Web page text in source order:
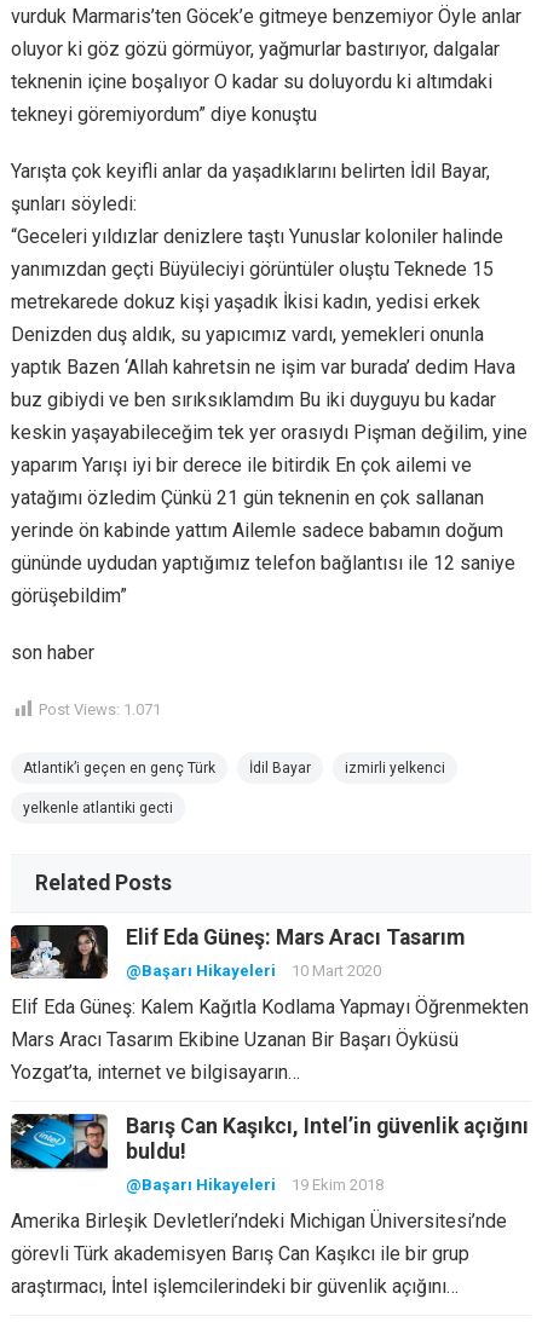
vurduk Marmaris’ten Göcek’e gitmeye benzemiyor Öyle anlar
oluyor ki göz gözü görmüyor, yağmurlar bastırıyor, dalgalar
teknenin içine boşalıyor O kadar su doluyordu ki altımdaki
tekneyi göremiyordum” diye konuştu
Yarışta çok keyifli anlar da yaşadıklarını belirten İdil Bayar,
şunları söyledi:
“Geceleri yıldızlar denizlere taştı Yunuslar koloniler halinde
yanımızdan geçti Büyüleciyi görüntüler oluştu Teknede 15
metrekarede dokuz kişi yaşadık İkisi kadın, yedisi erkek
Denizden duş aldık, su yapıcımız vardı, yemekleri onunla
yaptık Bazen ‘Allah kahretsin ne işim var burada’ dedim Hava
buz gibiydi ve ben sırıksıklamdım Bu iki duyguyu bu kadar
keskin yaşayabileceğim tek yer orasıydı Pişman değilim, yine
yaparım Yarışı iyi bir derece ile bitirdik En çok ailemi ve
yatağımı özledim Çünkü 21 gün teknenin en çok sallanan
yerinde ön kabinde yattım Ailemle sadece babamın doğum
gününde uydudan yaptığımız telefon bağlantısı ile 12 saniye
görüşebildim”
son haber
Post Views: 1.071
Atlantik’i geçen en genç Türk İdil Bayar izmirli yelkenci
yelkenle atlantiki gecti
Related Posts
Elif Eda Güneş: Mars Aracı Tasarım
@Başarı Hikayeleri 10 Mart 2020
Elif Eda Güneş: Kalem Kağıtla Kodlama Yapmayı Öğrenmekten
Mars Aracı Tasarım Ekibine Uzanan Bir Başarı Öyküsü
Yozgat’ta, internet ve bilgisayarın…
Barış Can Kaşıkcı, Intel’in güvenlik açığını
buldu!
@Başarı Hikayeleri 19 Ekim 2018
Amerika Birleşik Devletleri’ndeki Michigan Üniversitesi’nde
görevli Türk akademisyen Barış Can Kaşıkcı ile bir grup
araştırmacı, İntel işlemcilerindeki bir güvenlik açığını…